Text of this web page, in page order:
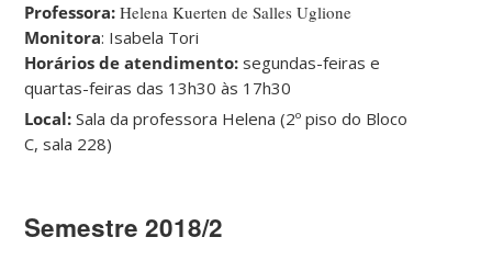
Professora:Helena Kuerten de Salles Uglione
Monitora: Isabela Tori
Horários de atendimento: segundas-feiras e
quartas-feiras das 13h30 às 17h30
Local: Sala da professora Helena (2º piso do Bloco
C, sala 228)
Semestre 2018/2